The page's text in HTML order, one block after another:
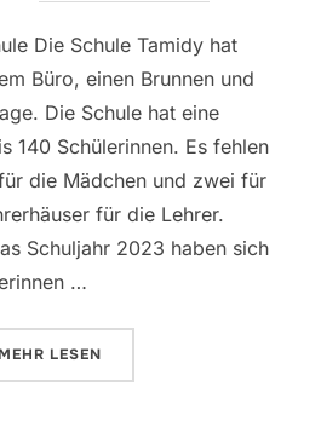
Die Schule Tamidy hat
Büro, einen Brunnen und
Die Schule hat eine
140 Schülerinnen. Es fehlen
die Mädchen und zwei für
für die Lehrer.
Schuljahr 2023 haben sich
…
MEHR ÜBER „JAHRESBERICHT DER
LESEN